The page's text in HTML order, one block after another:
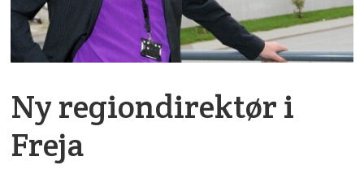
Ny regiondirektør i
Freja